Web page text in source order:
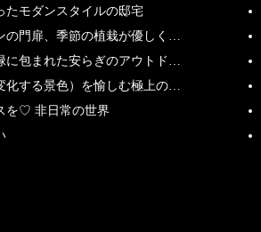
たモダンスタイルの邸宅
の門扉、季節の植栽が優しく…
に包まれた安らぎのアウトド…
化する景色）を愉しむ極上の…
を♡ 非日常の世界